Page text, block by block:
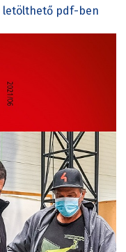
letölthető pdf-ben